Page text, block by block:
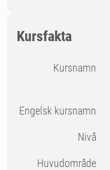
Kursfakta
Kursnamn
Engelsk kursnamn
Nivå
Huvudområde